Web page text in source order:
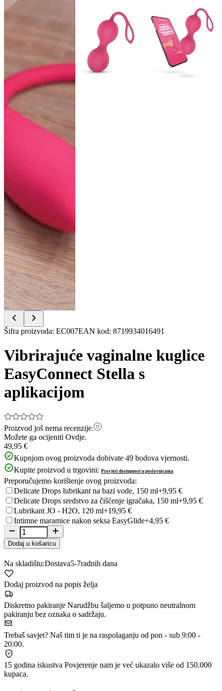
Item
of
14
Šifra proizvoda: EC007EAN kod: 8719934016491
Vibrirajuće vaginalne kuglice
EasyConnect Stella s
aplikacijom
Proizvod još nema recenzije.
Možete ga ocijeniti Ovdje.
49,95 €
Kupnjom ovog proizvoda dobivate 49 bodova vjernosti.
Kupite proizvod u trgovini: Provjeri dostupnost u poslovnicama
Preporučujemo korištenje ovog proizvoda:
Delicate Drops lubrikant na bazi vode, 150 ml+9,95 €
Delicate Drops sredstvo za čišćenje igračaka, 150 ml+9,95 €
Lubrikant JO - H2O, 120 ml+19,95 €
Intimne maramice nakon seksa EasyGlide+4,95 €
Dodaj u košaricu
Na skladištu:Dostava5-7radnih dana
Dodaj proizvod na popis želja
Diskretno pakiranje Narudžbu šaljemo u potpuno neutralnom
pakiranju bez oznaka o sadržaju.
Trebaš savjet? Naš tim ti je na raspolaganju od pon - sub 9:00 -
20:00.
15 godina iskustva Povjerenje nam je već ukazalo više od 150.000
kupaca.